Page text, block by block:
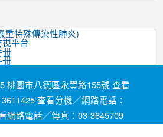
重特殊傳染性肺炎)
視平台
冊
冊
桃園市八德區永豐路155號 查看
查看分機／網路電話：
網路電話／傳真：03-3645709